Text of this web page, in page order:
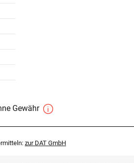
Gewähr
zur DAT GmbH